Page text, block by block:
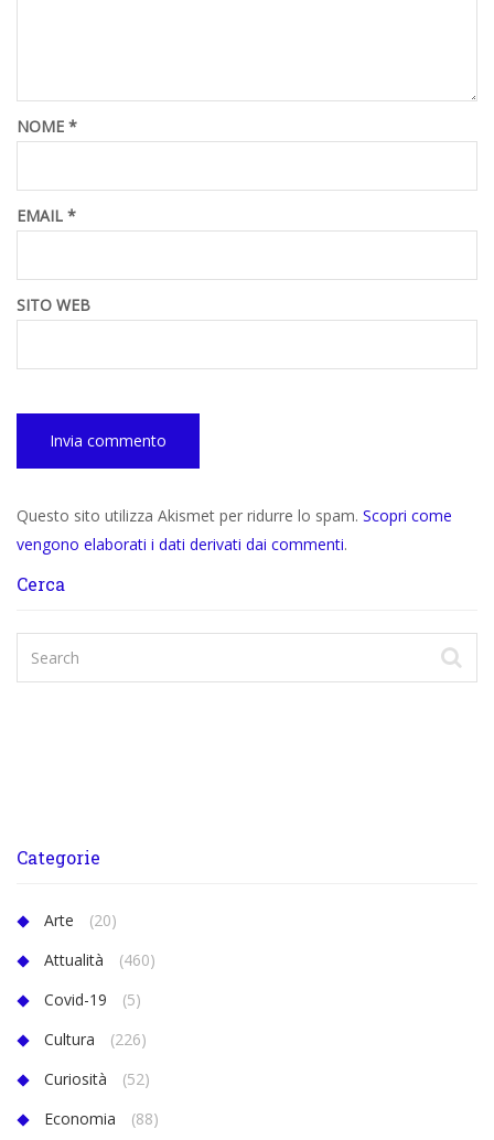
NOME *
EMAIL *
SITO WEB
Questo sito utilizza Akismet per ridurre lo spam. Scopri come
vengono elaborati i dati derivati dai commenti.
Cerca
Categorie
Arte
(20)
Attualità
(460)
Covid-19
(5)
Cultura
(226)
Curiosità
(52)
Economia
(88)